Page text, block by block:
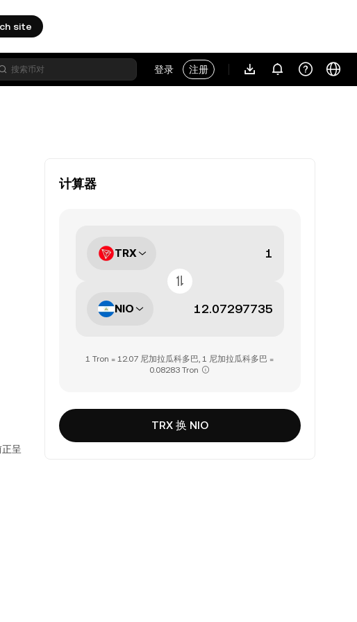
site
登录 注册
呈
计算器
TRX
NIO
1 Tron = 12.07 尼加拉瓜科多巴, 1 尼加拉瓜科多巴 =
0.08283 Tron
TRX 换 NIO